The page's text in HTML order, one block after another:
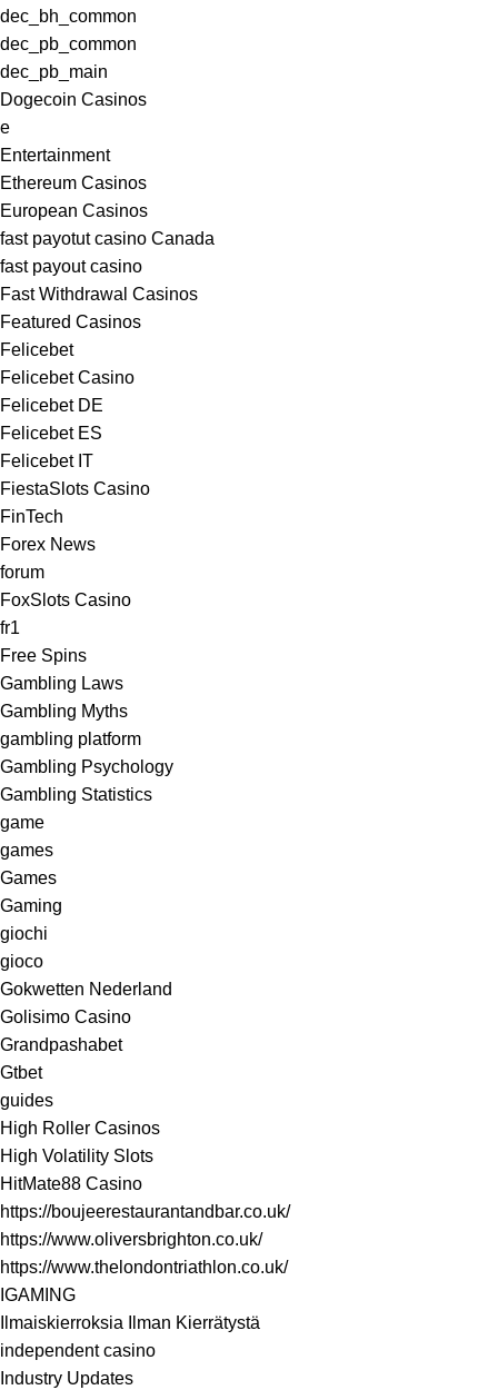
dec_bh_common
dec_pb_common
dec_pb_main
Dogecoin Casinos
e
Entertainment
Ethereum Casinos
European Casinos
fast payotut casino Canada
fast payout casino
Fast Withdrawal Casinos
Featured Casinos
Felicebet
Felicebet Casino
Felicebet DE
Felicebet ES
Felicebet IT
FiestaSlots Casino
FinTech
Forex News
forum
FoxSlots Casino
fr1
Free Spins
Gambling Laws
Gambling Myths
gambling platform
Gambling Psychology
Gambling Statistics
game
games
Games
Gaming
giochi
gioco
Gokwetten Nederland
Golisimo Casino
Grandpashabet
Gtbet
guides
High Roller Casinos
High Volatility Slots
HitMate88 Casino
https://boujeerestaurantandbar.co.uk/
https://www.oliversbrighton.co.uk/
https://www.thelondontriathlon.co.uk/
IGAMING
Ilmaiskierroksia Ilman Kierrätystä
independent casino
Industry Updates